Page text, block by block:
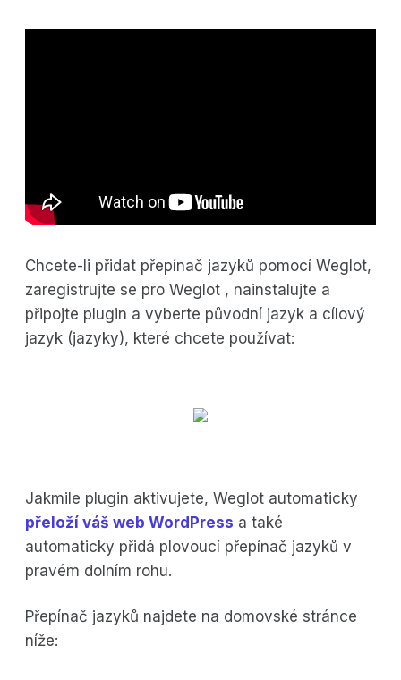
Chcete-li přidat přepínač jazyků pomocí Weglot,
zaregistrujte se pro Weglot , nainstalujte a
připojte plugin a vyberte původní jazyk a cílový
jazyk (jazyky), které chcete používat:
Jakmile plugin aktivujete, Weglot automaticky
přeloží váš web WordPress a také
automaticky přidá plovoucí přepínač jazyků v
pravém dolním rohu.
Přepínač jazyků najdete na domovské stránce
níže: